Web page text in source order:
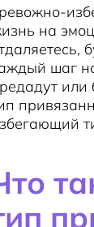
на
шаг
или